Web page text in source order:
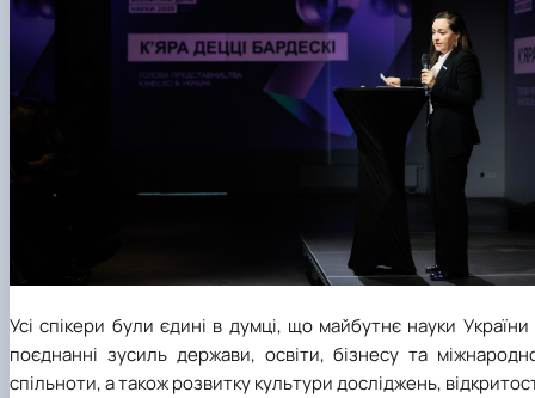
Усі спікери були єдині в думці, що майбутнє науки України
поєднанні зусиль держави, освіти, бізнесу та
спільноти, а також розвитку культури досліджень,